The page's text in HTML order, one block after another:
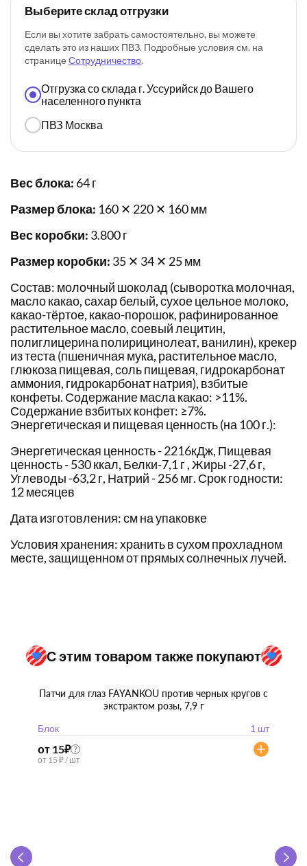
Выберите склад отгрузки
Если вы хотите забрать самостоятельно, вы можете
сделать это из наших ПВЗ. Подробные условия см. на
странице Сотрудничество.
Отгрузка со склада г. Уссурийск до Вашего
населенного пункта
ПВЗ Москва
Вес блока: 64 г
Размер блока: 160 ✕ 220 ✕ 160 мм
Вес коробки: 3.800 г
Размер коробки: 35 ✕ 34 ✕ 25 мм
Состав: молочный шоколад (сыворотка молочная,
масло какао, сахар белый, сухое цельное молоко,
какао-тёртое, какао-порошок, рафинированное
растительное масло, соевый лецитин,
полиглицерина полирицинолеат, ванилин), крекер
из теста (пшеничная мука, растительное масло,
глюкоза пищевая, соль пищевая, гидрокарбонат
аммония, гидрокарбонат натрия), взбитые
конфеты. Содержание масла какао: >11%.
Содержание взбитых конфет: ≥7%.
Энергетическая и пищевая ценность (на 100 г.):
Энергетическая ценность - 2216кДж, Пищевая
ценность - 530 ккал, Белки-7,1 г , Жиры -27,6 г,
Углеводы -63,2 г, Натрий - 256 мг. Срок годности:
12 месяцев
Дата изготовления: см на упаковке
Условия хранения: хранить в сухом прохладном
месте, защищенном от прямых солнечных лучей.
С этим товаром также покупают
Патчи для глаз FAYANKOU против черных кругов с
экстрактом розы, 7,9 г
Блок
1 шт
от 15₽ ?
от 15 ₽ / шт